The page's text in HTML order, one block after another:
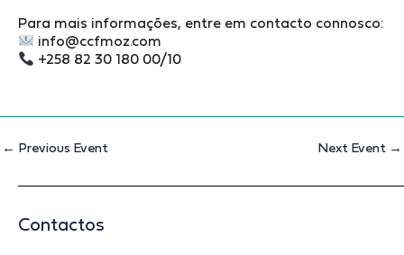
Para mais informações, entre em contacto connosco:
info@ccfmoz.com
+258 82 30 180 00/10
← Previous Event Next Event →
Contactos